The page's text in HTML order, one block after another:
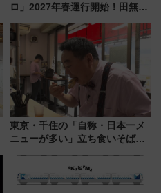
ロ」2027年春運行開始！田無・
「第2弾」も
東京・千住の「自称・日本一メ
ニューが多い」立ち食いそば屋
地のふらっと立ち食いそば』
7/27夜10時～放送